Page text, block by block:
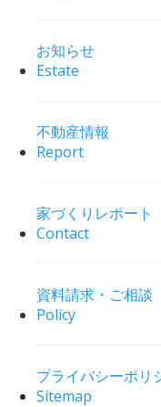
お知らせ
Estate
不動産情報
Report
家づくりレポート
Contact
資料請求・ご相談
Policy
プライバシーポリ
Sitemap